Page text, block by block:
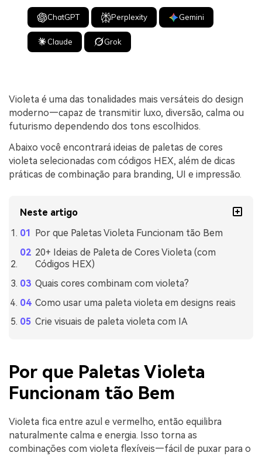
ChatGPT Perplexity Gemini
Claude Grok
Violeta é uma das tonalidades mais versáteis do design
moderno—capaz de transmitir luxo, diversão, calma ou
futurismo dependendo dos tons escolhidos.
Abaixo você encontrará ideias de paletas de cores
violeta selecionadas com códigos HEX, além de dicas
práticas de combinação para branding, UI e impressão.
Neste artigo
Por que Paletas Violeta Funcionam tão Bem
20+ Ideias de Paleta de Cores Violeta (com
Códigos HEX)
Quais cores combinam com violeta?
Como usar uma paleta violeta em designs reais
Crie visuais de paleta violeta com IA
Por que Paletas Violeta
Funcionam tão Bem
Violeta fica entre azul e vermelho, então equilibra
naturalmente calma e energia. Isso torna as
combinações com violeta flexíveis—fácil de puxar para o